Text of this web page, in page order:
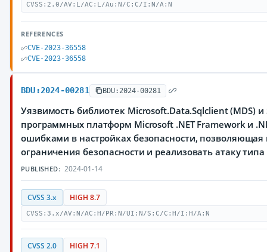
CVSS:2.0/AV:L/AC:L/Au:N/C:C/I:N/A:N
REFERENCES
CVE-2023-36558
CVE-2023-36558
BDU:2024-00281 BDU:2024-00281
Уязвимость библиотек Microsoft.Data.Sqlclient (MDS) и
программных платформ Microsoft .NET Framework и
ошибками в настройках безопасности,
ограничения безопасности и реализовать атаку
PUBLISHED: 2024-01-14
CVSS 3.x HIGH 8.7
CVSS:3.x/AV:N/AC:H/PR:N/UI:N/S:C/C:H/I:H/A:N
CVSS 2.0 HIGH 7.1